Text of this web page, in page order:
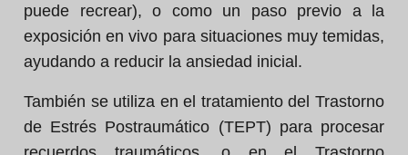
puede recrear), o como un paso previo a la
exposición en vivo para situaciones muy temidas,
ayudando a reducir la ansiedad inicial.
También se utiliza en el tratamiento del Trastorno
de Estrés Postraumático (TEPT) para procesar